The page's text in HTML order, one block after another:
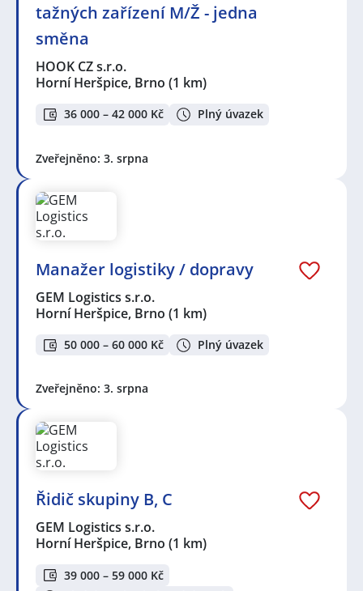
tažných zařízení M/Ž - jedna
směna
HOOK CZ s.r.o.
Horní Heršpice, Brno (1 km)
36 000 – 42 000 Kč Plný úvazek
Zveřejněno: 3. srpna
Manažer logistiky / dopravy
GEM Logistics s.r.o.
Horní Heršpice, Brno (1 km)
50 000 – 60 000 Kč Plný úvazek
Zveřejněno: 3. srpna
Řidič skupiny B, C
GEM Logistics s.r.o.
Horní Heršpice, Brno (1 km)
39 000 – 59 000 Kč